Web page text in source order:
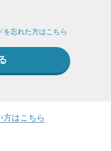
を忘れた方はこちら
方はこちら